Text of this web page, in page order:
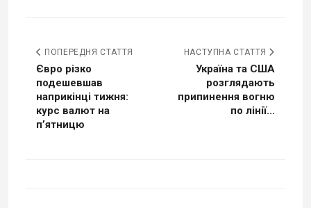
ПОПЕРЕДНЯ СТАТТЯ
Євро різко
подешевшав
наприкінці тижня:
курс валют на
п’ятницю
НАСТУПНА СТАТТЯ
Україна та США
розглядають
припинення вогню
по лінії...